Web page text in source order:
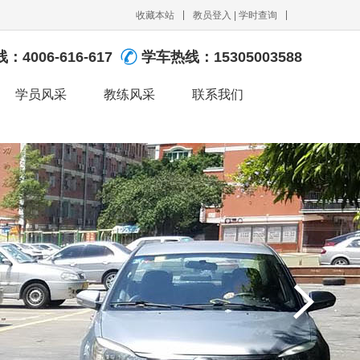
收藏本站 教员登入 学时查询
学员风采 教练风采 联系我们
： 4006-616-617 学车热线： 15305003588